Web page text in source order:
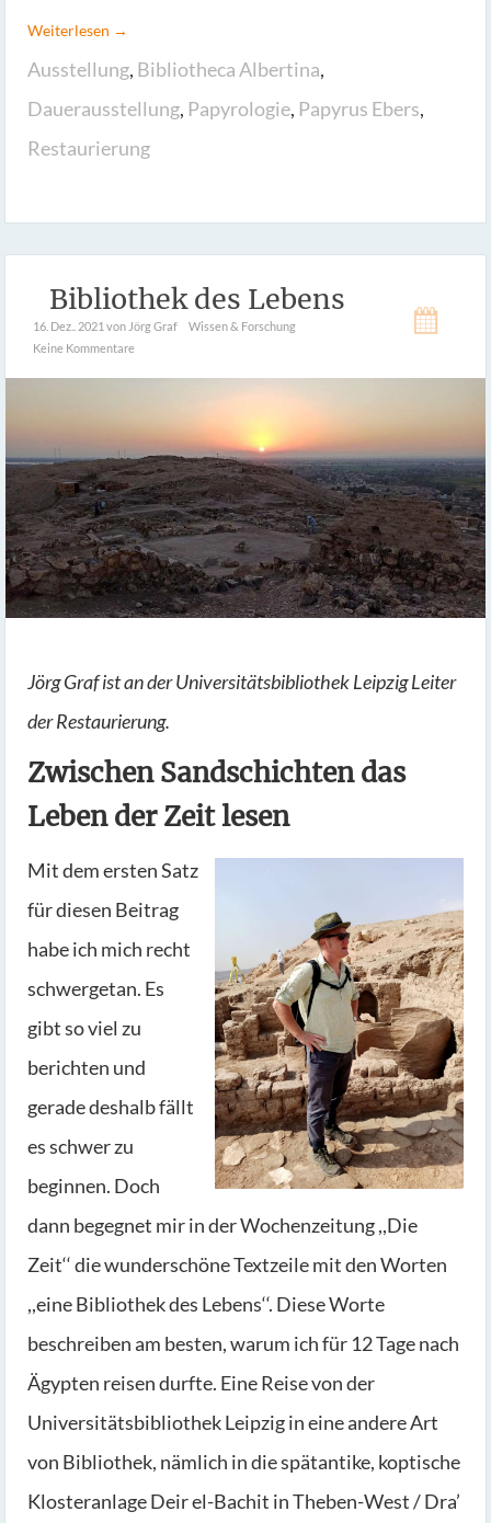
Weiterlesen →
Ausstellung, Bibliotheca Albertina,
Dauerausstellung, Papyrologie, Papyrus Ebers,
Restaurierung
Bibliothek des Lebens
16. Dez.. 2021 von Jörg Graf
Wissen & Forschung
Keine Kommentare
Jörg Graf ist an der Universitätsbibliothek Leipzig Leiter
der Restaurierung.
Zwischen Sandschichten das
Leben der Zeit lesen
Mit dem ersten Satz
für diesen Beitrag
habe ich mich recht
schwergetan. Es
gibt so viel zu
berichten und
gerade deshalb fällt
es schwer zu
beginnen. Doch
dann begegnet mir in der Wochenzeitung ,,Die
Zeit‘‘ die wunderschöne Textzeile mit den Worten
,,eine Bibliothek des Lebens‘‘. Diese Worte
beschreiben am besten, warum ich für 12 Tage nach
Ägypten reisen durfte. Eine Reise von der
Universitätsbibliothek Leipzig in eine andere Art
von Bibliothek, nämlich in die spätantike, koptische
Klosteranlage Deir el-Bachit in Theben-West / Dra’